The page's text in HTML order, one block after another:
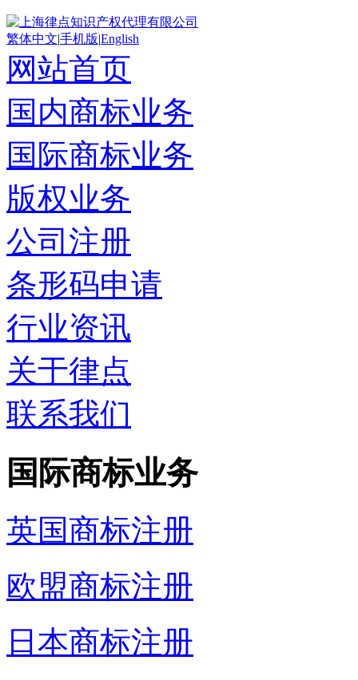
繁体中文|手机版|English
网站首页
国内商标业务
国际商标业务
版权业务
公司注册
条形码申请
行业资讯
关于律点
联系我们
国际商标业务
英国商标注册
欧盟商标注册
日本商标注册